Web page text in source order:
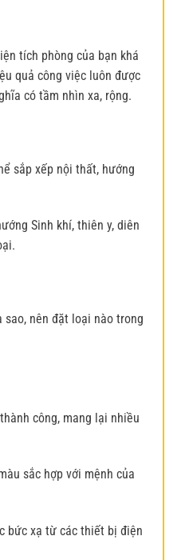
tích phòng của bạn khá
quả công việc luôn được
có tầm nhìn xa, rộng.
sắp xếp nội thất, hướng
Sinh khí, thiên y, diên
sao, nên đặt loại nào trong
công, mang lại nhiều
sắc hợp với mệnh của
bức xạ từ các thiết bị điện